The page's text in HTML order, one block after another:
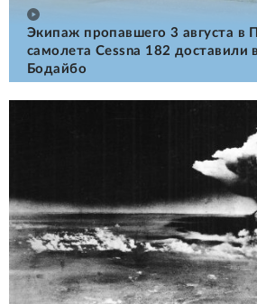
Экипаж пропавшего 3 августа в
самолета Cessna 182 доставили
Бодайбо